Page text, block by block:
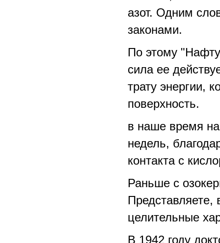
азот. Одним
законами.
По этому
сила ее
трату энергии,
поверхность.
в наше время
недель,
контакта с
Раньше с
Представляете,
целительные
В 1942 году